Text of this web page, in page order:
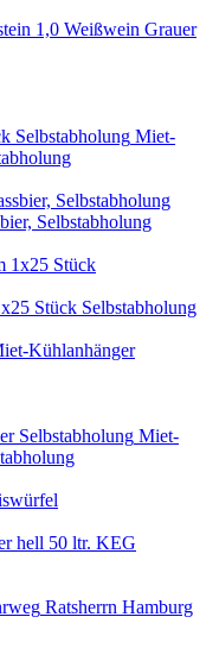
Weißwein Grauer
Miet-
Selbstabholung
Stück Selbstabholung
Kühlanhänger
Miet-
hell 50 ltr. KEG
Ratsherrn Hamburg